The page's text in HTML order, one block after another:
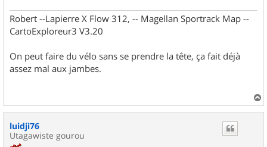
Robert --Lapierre X Flow 312, -- Magellan Sportrack Map --
CartoExploreur3 V3.20
On peut faire du vélo sans se prendre la tête, ça fait déjà
assez mal aux jambes.
a
luidji76
Utagawiste gourou